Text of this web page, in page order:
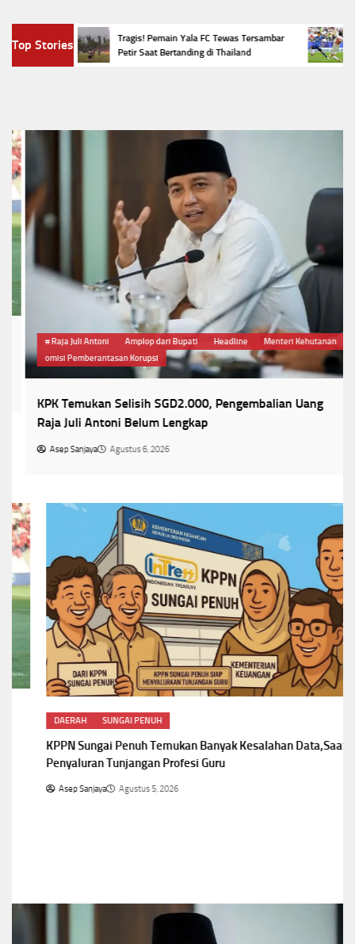
Top Stories
Tragis! Pemain Yala FC Tewas Tersambar
Petir Saat Bertanding di Thailand
# Raja Juli Antoni Amplop dari Bupati Headline
Menteri Kehutanan
omisi Pemberantasan Korupsi
KPK Temukan Selisih SGD2.000, Pengembalian Uang
Raja Juli Antoni Belum Lengkap
Asep Sanjaya Agustus 6, 2026
SUNGAI PENUH
KPPN Sungai Penuh Temukan Banyak Kesalahan Data,Saat
Penyaluran Tunjangan Profesi Guru
Asep Sanjaya Agustus 5, 2026